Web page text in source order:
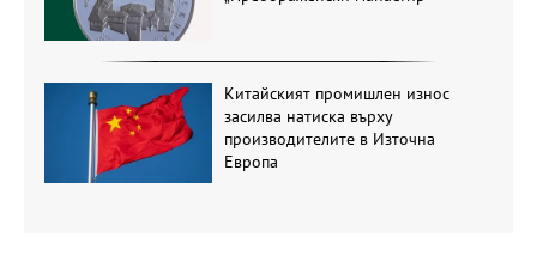
Китайският промишлен износ
засилва натиска върху
производителите в Източна
Европа